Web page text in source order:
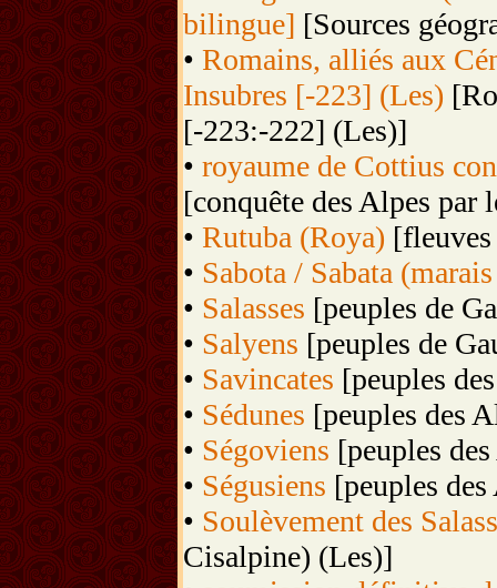
bilingue] [Sources
• Romains, alliés aux
Insubres [-223] (Les)
[-223:-222] (Les)]
• royaume de Cottius
[conquête des Alpes
• Rutuba (Roya)
• Sabota / Sabata
• Salasses [peuples de
• Salyens [peuples de
• Savincates [peuples
• Sédunes [peuples des
• Ségoviens [peuples
• Ségusiens [peuples
• Soulèvement des
Cisalpine) (Les)]